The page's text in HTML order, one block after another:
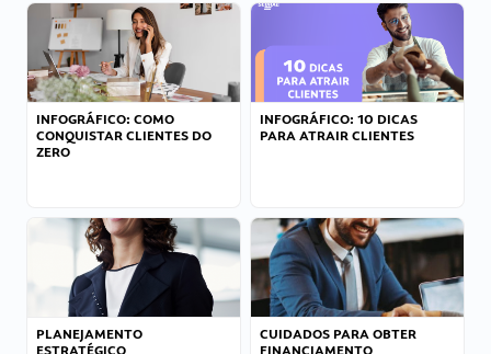
INFOGRÁFICO: COMO
CONQUISTAR CLIENTES DO
ZERO
INFOGRÁFICO: 10 DICAS
PARA ATRAIR CLIENTES
PLANEJAMENTO
CUIDADOS PARA OBTER